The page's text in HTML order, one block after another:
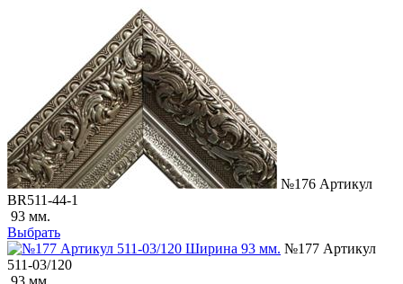
№176 Артикул
ВR511-44-1
93 мм.
Выбрать
№177 Артикул
511-03/120
93 мм.